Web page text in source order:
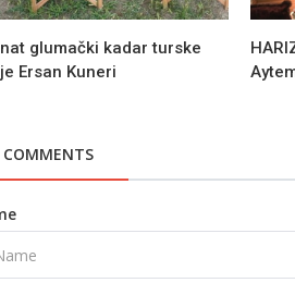
glumački kadar turske
Ersan Kuneri
COMMENTSNova epizoda serije Kurulus
donosi napetost na ATV-u